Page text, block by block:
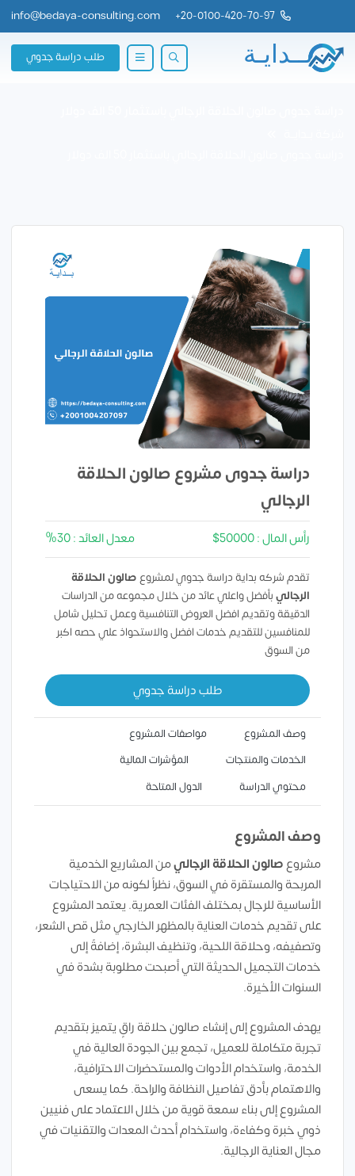
20-0100-420-70-97
+
info@bedaya-consulting.com
طلب دراسة جدوي
دراسة جدوى مشروع صالون الحلاقة
الرجالي
رأس المال : 50000$ معدل العائد : 30%
تقدم شركه بداية دراسة جدوي لمشروعصالون الحلاقة
الرجاليبأفضل واعلي عائد من خلال مجموعه من الدراسات
الدقيقة وتقديم افضل العروض التنافسية وعمل تحليل شامل
للمنافسين للتقديم خدمات افضل والاستحواذ علي حصه اكبر
من السوق
طلب دراسة جدوي
وصف المشروع
مواصفات المشروع
الخدمات والمنتجات
المؤشرات المالية
محتوي الدراسة
الدول المتاحة
وصف المشروع
مشروعصالون الحلاقة الرجاليمن المشاريع الخدمية
المربحة والمستقرة في السوق، نظراً لكونه من الاحتياجات
الأساسية للرجال بمختلف الفئات العمرية. يعتمد المشروع
على تقديم خدمات العناية بالمظهر الخارجي مثل قص الشعر،
وتصفيفه، وحلاقة اللحية، وتنظيف البشرة، إضافةً إلى
خدمات التجميل الحديثة التي أصبحت مطلوبة بشدة في
السنوات الأخيرة.
يهدف المشروع إلى إنشاء صالون حلاقة راقٍ يتميز بتقديم
تجربة متكاملة للعميل، تجمع بين الجودة العالية في
الخدمة، واستخدام الأدوات والمستحضرات الاحترافية،
والاهتمام بأدق تفاصيل النظافة والراحة. كما يسعى
المشروع إلى بناء سمعة قوية من خلال الاعتماد على فنيين
ذوي خبرة وكفاءة، واستخدام أحدث المعدات والتقنيات في
مجال العناية الرجالية.